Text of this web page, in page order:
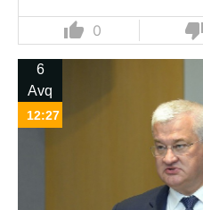
thumb_up 0
6
Avq
12:27